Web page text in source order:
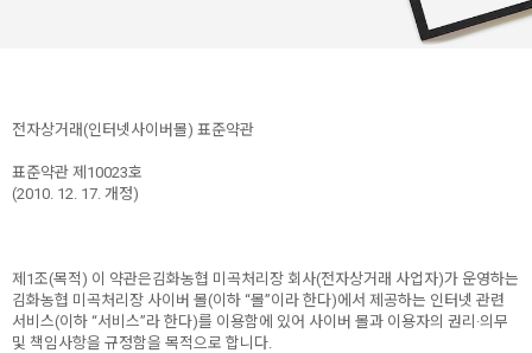
전자상거래(인터넷사이버몰) 표준약관
표준약관 제10023호
(2010. 12. 17. 개정)
제1조(목적) 이 약관은김화농협 미곡처리장 회사(전자상거래 사업자)가 운영하는
김화농협 미곡처리장 사이버 몰(이하 “몰”이라 한다)에서 제공하는 인터넷 관련
서비스(이하 “서비스”라 한다)를 이용함에 있어 사이버 몰과 이용자의 권리·의무
및 책임사항을 규정함을 목적으로 합니다.